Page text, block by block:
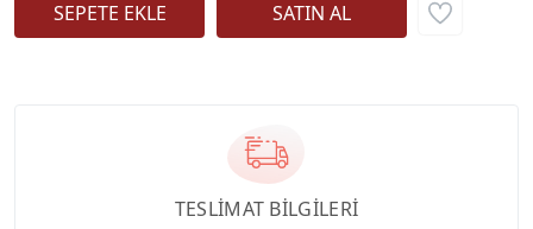
TESLİMAT BİLGİLERİ